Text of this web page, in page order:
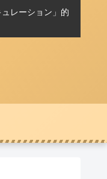
レーション」的